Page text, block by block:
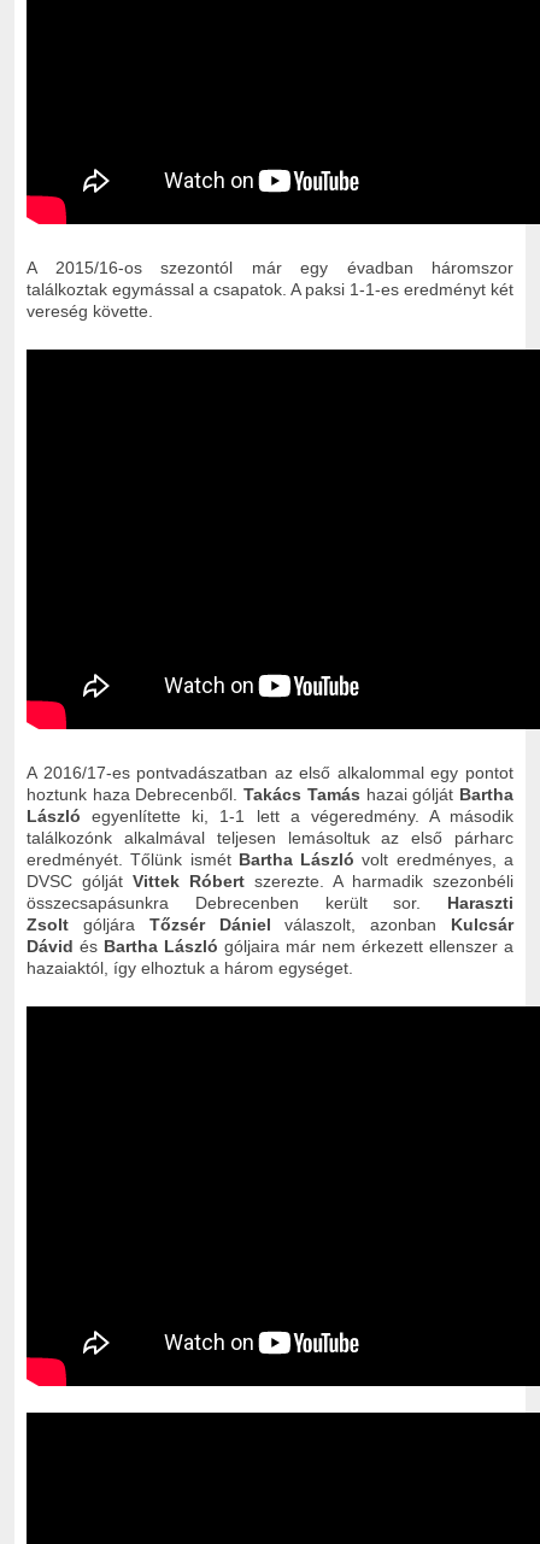
A 2015/16-os szezontól már egy évadban háromszor
találkoztak egymással a csapatok. A paksi 1-1-es eredményt két
vereség követte.
A 2016/17-es pontvadászatban az első alkalommal egy pontot
hoztunk haza Debrecenből.Takács Tamás hazai gólját Bartha
László egyenlítette ki, 1-1 lett a végeredmény. A második
találkozónk alkalmával teljesen lemásoltuk az első párharc
eredményét. Tőlünk ismét Bartha László volt eredményes, a
DVSC gólját Vittek Róbert szerezte. A harmadik szezonbéli
összecsapásunkra Debrecenben került sor. Haraszti
Zsolt góljára Tőzsér Dániel válaszolt, azonban Kulcsár
Dávid és Bartha László góljaira már nem érkezett ellenszer a
hazaiaktól, így elhoztuk a három egységet.